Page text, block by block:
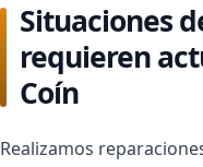
Situaciones
requieren
Coín
Realizamos